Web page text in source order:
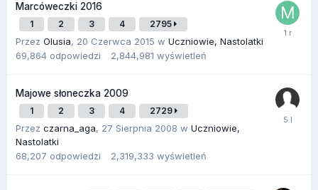
Marcóweczki 2016
1 2 3 4 2795
Przez Olusia, 20 Czerwca 2015 w Uczniowie, Nastolatki
69,864 odpowiedzi 2,844,981 wyświetleń
Majowe słoneczka 2009
1 2 3 4 2729
Przez czarna_aga, 27 Sierpnia 2008 w Uczniowie,
Nastolatki
68,207 odpowiedzi 2,319,333 wyświetleń